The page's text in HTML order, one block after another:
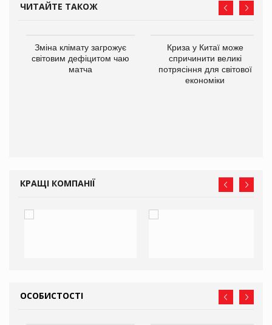
ЧИТАЙТЕ ТАКОЖ
Зміна клімату загрожує
світовим дефіцитом чаю
матча
Криза у Китаї може
спричинити великі
потрясіння для світової
економіки
КРАЩІ КОМПАНІЇ
ОСОБИСТОСТІ